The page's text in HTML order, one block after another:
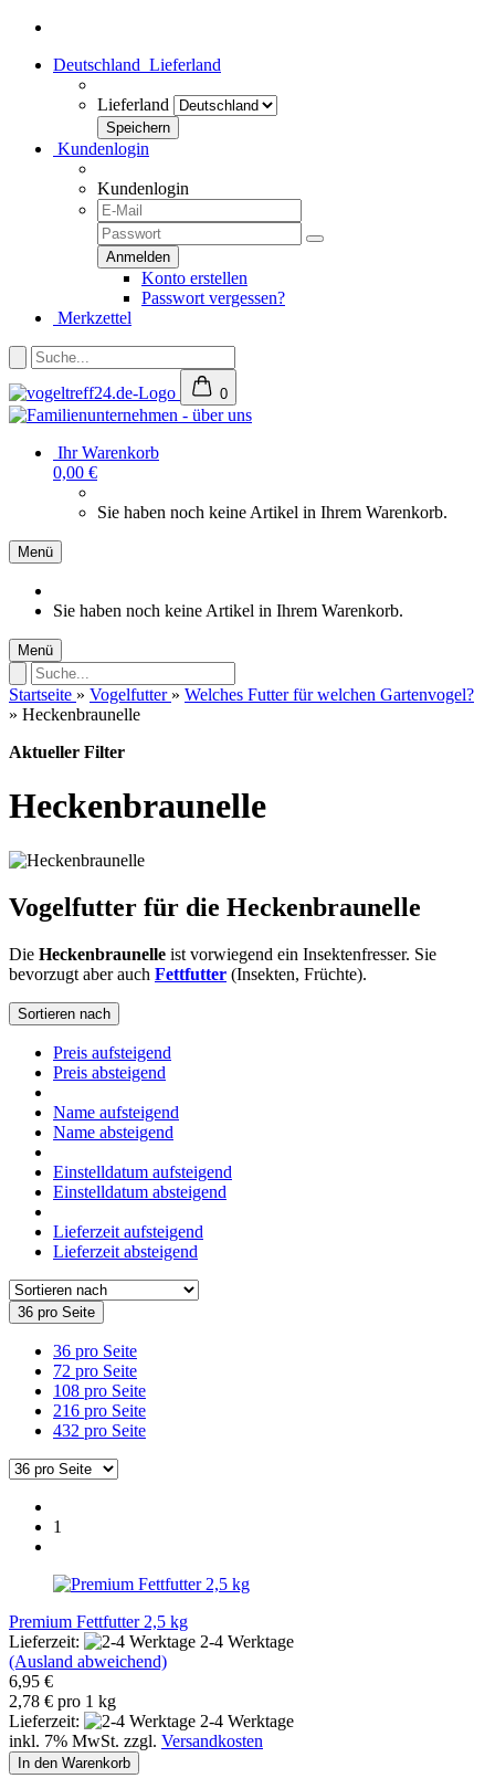
Deutschland Lieferland
Lieferland
Kundenlogin
Kundenlogin
Konto erstellen
Passwort vergessen?
Merkzettel
0
Ihr Warenkorb
0,00 €
Sie haben noch keine Artikel in Ihrem Warenkorb.
Menü
Sie haben noch keine Artikel in Ihrem Warenkorb.
Menü
Startseite » Vogelfutter » Welches Futter für welchen Gartenvogel?
» Heckenbraunelle
Aktueller Filter
Heckenbraunelle
Vogelfutter für die Heckenbraunelle
Die Heckenbraunelle ist vorwiegend ein Insektenfresser. Sie
bevorzugt aber auch Fettfutter (Insekten, Früchte).
Sortieren nach
Preis aufsteigend
Preis absteigend
Name aufsteigend
Name absteigend
Einstelldatum aufsteigend
Einstelldatum absteigend
Lieferzeit aufsteigend
Lieferzeit absteigend
36 pro Seite
36 pro Seite
72 pro Seite
108 pro Seite
216 pro Seite
432 pro Seite
1
Premium Fettfutter 2,5 kg
Lieferzeit:
2-4 Werktage
(Ausland abweichend)
6,95 €
2,78 € pro 1 kg
Lieferzeit:
2-4 Werktage
inkl. 7% MwSt. zzgl. Versandkosten
In den Warenkorb